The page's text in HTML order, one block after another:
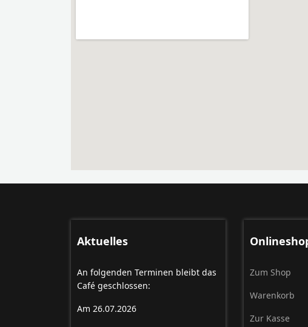
Aktuelles
An folgenden Terminen bleibt das
Café geschlossen:
Am 26.07.2026
Zum Shop
Warenkorb
Zur Kasse